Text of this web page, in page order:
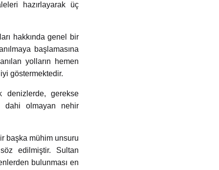
hazırlayarak üç
hakkında genel bir
başlamasına
yolların hemen
iyi göstermektedir.
denizlerde, gerekse
dahi olmayan nehir
başka mühim unsuru
edilmiştir. Sultan
bulunması en